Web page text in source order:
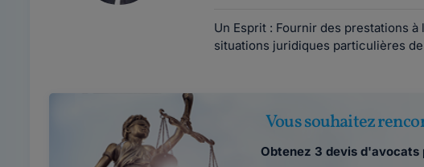
Un Esprit : Fournir des prestations
situations juridiques particulières
Vous souhaitez
Obtenez 3 devis d'avocats